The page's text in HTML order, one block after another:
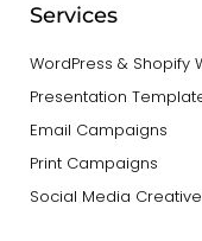
Services
WordPress & Shopify
Presentation
Email Campaigns
Print Campaigns
Social Media